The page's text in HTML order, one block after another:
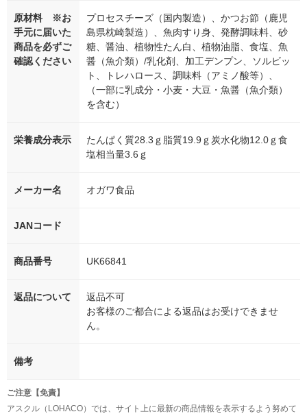
原材料 ※お
手元に届いた
商品を必ずご
確認ください
プロセスチーズ（国内製造）、かつお節（鹿児
島県枕崎製造）、魚肉すり身、発酵調味料、砂
糖、醤油、植物性たん白、植物油脂、食塩、魚
醤（魚介類）/乳化剤、加工デンプン、ソルビッ
ト、トレハロース、調味料（アミノ酸等）、
（一部に乳成分・小麦・大豆・魚醤（魚介類）
を含む）
栄養成分表示
たんぱく質28.3ｇ脂質19.9ｇ炭水化物12.0ｇ食
塩相当量3.6ｇ
メーカー名 オガワ食品
JANコード
商品番号 UK66841
返品について
返品不可
お客様のご都合による返品はお受けできませ
ん。
備考
ご注意【免責】
アスクル（LOHACO）では、サイト上に最新の商品情報を表示するよう努めて